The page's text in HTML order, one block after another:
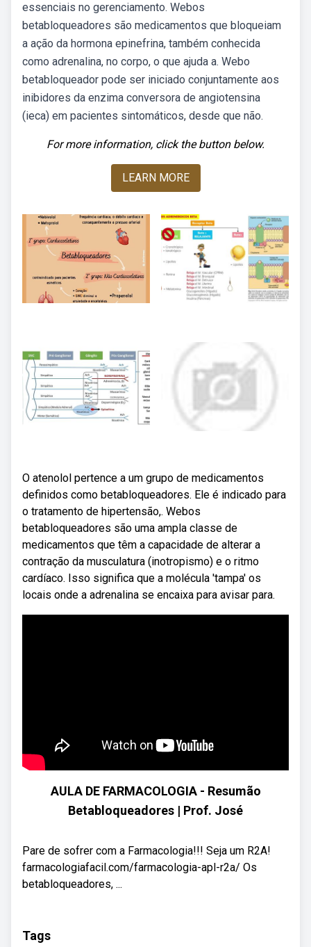
essenciais no gerenciamento. Webos
betabloqueadores são medicamentos que bloqueiam
a ação da hormona epinefrina, também conhecida
como adrenalina, no corpo, o que ajuda a. Webo
betabloqueador pode ser iniciado conjuntamente aos
inibidores da enzima conversora de angiotensina
(ieca) em pacientes sintomáticos, desde que não.
For more information, click the button below.
LEARN MORE
O atenolol pertence a um grupo de medicamentos
definidos como betabloqueadores. Ele é indicado para
o tratamento de hipertensão,. Webos
betabloqueadores são uma ampla classe de
medicamentos que têm a capacidade de alterar a
contração da musculatura (inotropismo) e o ritmo
cardíaco. Isso significa que a molécula 'tampa' os
locais onde a adrenalina se encaixa para avisar para.
AULA DE FARMACOLOGIA - Resumão
Betabloqueadores | Prof. José
Pare de sofrer com a Farmacologia!!! Seja um R2A!
farmacologiafacil.com/farmacologia-apl-r2a/ Os
betabloqueadores, ...
Tags